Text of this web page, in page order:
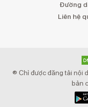
Đường
Liên hệ
® Chỉ được đăng tải nội
bản